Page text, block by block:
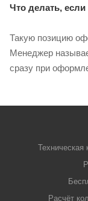
Что делать,
Такую позицию
Менеджер
сразу при
Техническая
Расчёт